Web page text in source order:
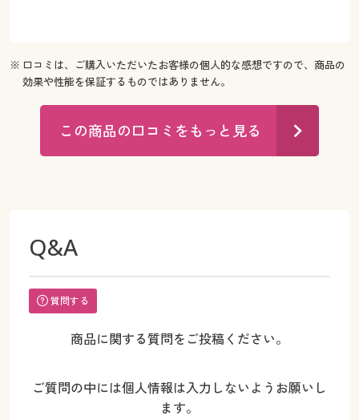
※ 口コミは、ご購入いただいたお客様の個人的な感想ですので、商品の
効果や性能を保証するものではありません。
この商品の口コミをもっと見る
Q&A
質問する
商品に関する質問をご投稿ください。
ご質問の中には個人情報は入力しないようお願いし
ます。